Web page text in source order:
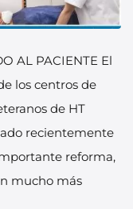
AL PACIENTE El
los centros de
de HT
recientemente
reforma,
mucho más